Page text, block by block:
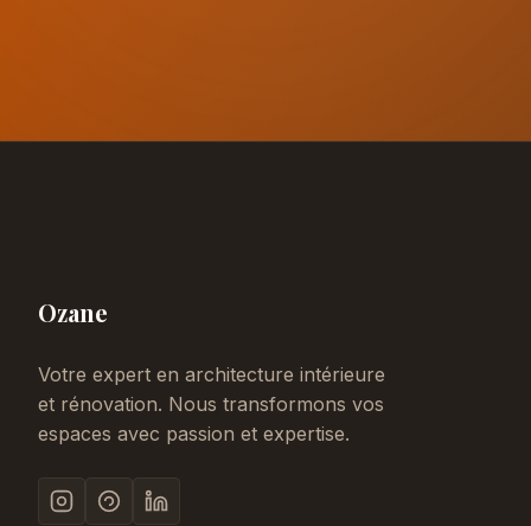
Ozane
Votre expert en architecture intérieure
et rénovation. Nous transformons vos
espaces avec passion et expertise.